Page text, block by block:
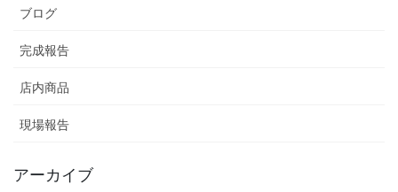
ブログ
完成報告
店内商品
現場報告
アーカイブ